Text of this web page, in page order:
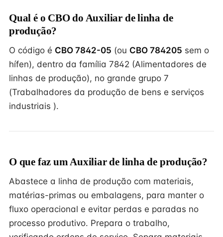
Qual é o CBO do Auxiliar de linha de
produção?
O código é CBO 7842-05 (ou CBO 784205 sem o
hífen), dentro da família 7842 (Alimentadores de
linhas de produção), no grande grupo 7
(Trabalhadores da produção de bens e serviços
industriais ).
O que faz um Auxiliar de linha de produção?
Abastece a linha de produção com materiais,
matérias-primas ou embalagens, para manter o
fluxo operacional e evitar perdas e paradas no
processo produtivo. Prepara o trabalho,